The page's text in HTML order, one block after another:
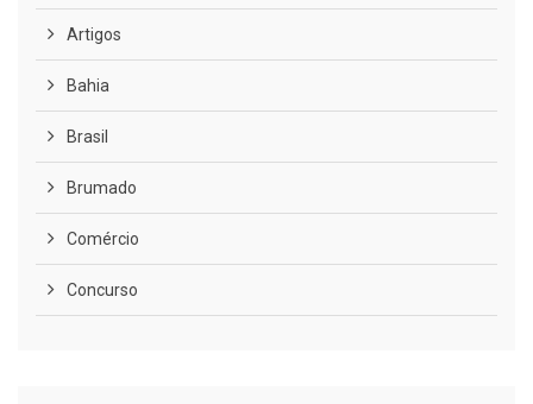
Artigos
Bahia
Brasil
Brumado
Comércio
Concurso